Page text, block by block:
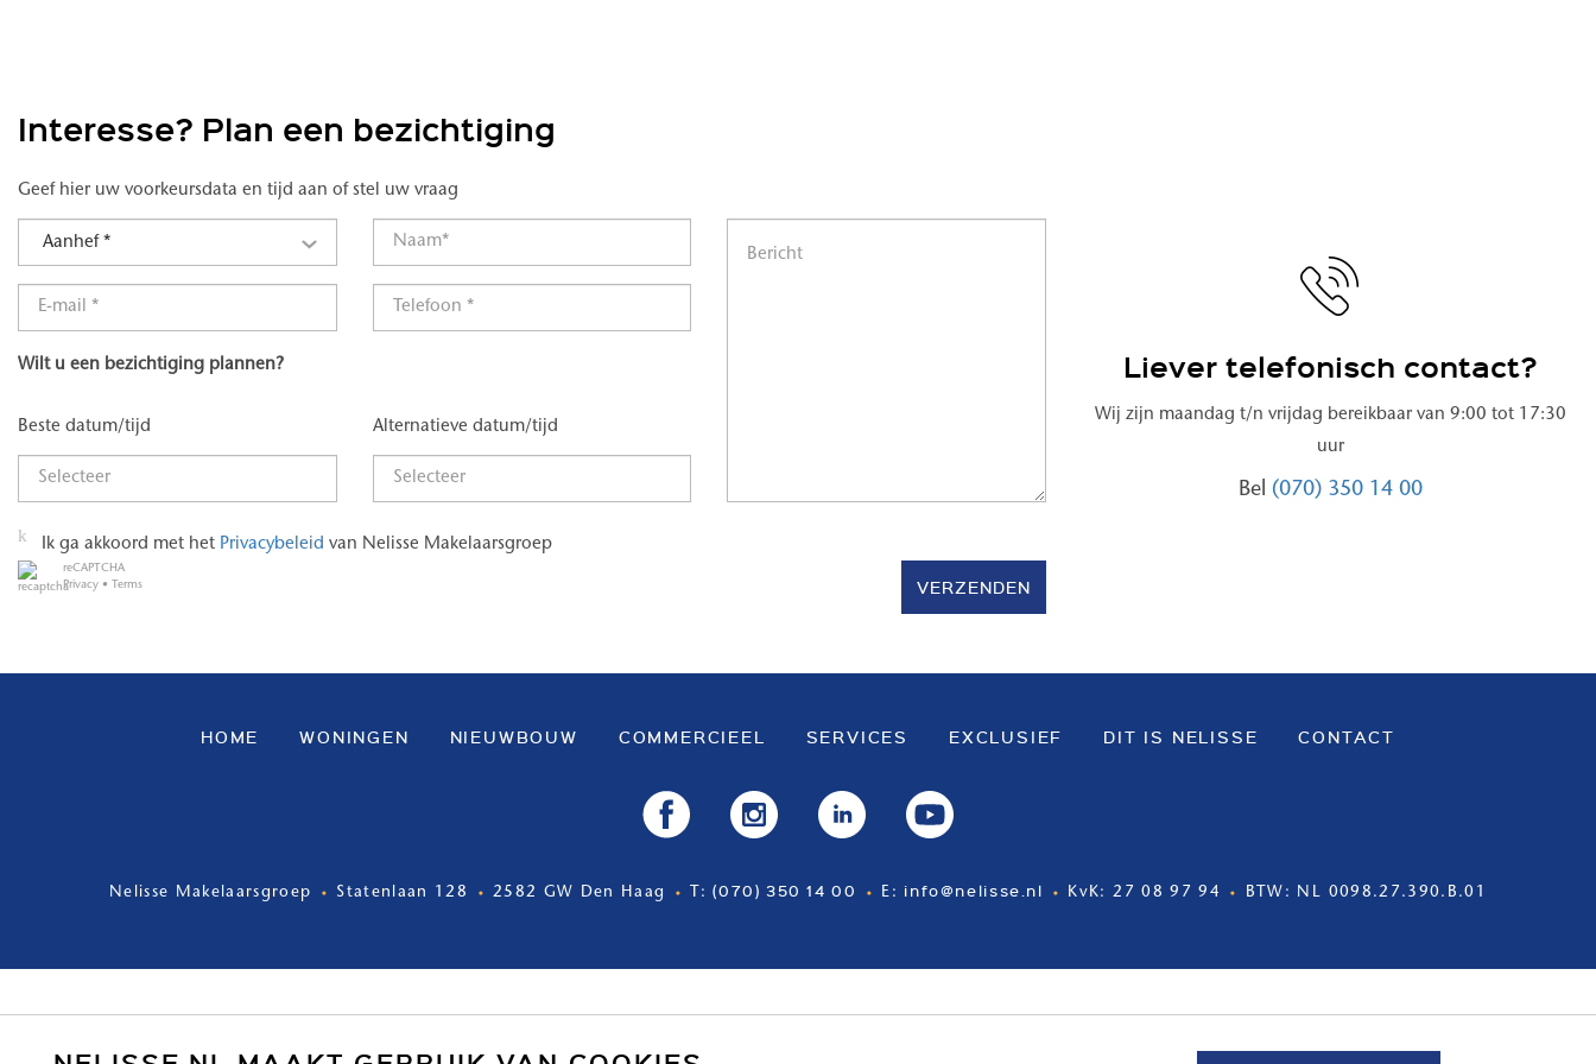
Interesse? Plan een bezichtiging
Geef hier uw voorkeursdata en tijd aan of stel uw vraag
Aanhef *
Wilt u een bezichtiging plannen?
Beste datum/tijd Alternatieve datum/tijd
Ik ga akkoord met het Privacybeleid van Nelisse Makelaarsgroep
reCAPTCHA
Privacy • Terms VERZENDEN
Liever telefonisch contact?
Wij zijn maandag t/n vrijdag bereikbaar van 9:00 tot 17:30
uur
Bel (070) 350 14 00
HOME WONINGEN NIEUWBOUW COMMERCIEEL SERVICES EXCLUSIEF DIT IS NELISSE CONTACT
Nelisse Makelaarsgroep Statenlaan 128 2582 GW Den Haag T:(070) 350 14 00 E: info@nelisse.nl KvK: 27 08 97 94 BTW: NL 0098.27.390.B.01